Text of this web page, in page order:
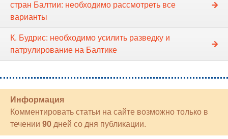
стран Балтии: необходимо рассмотреть все
варианты
К. Будрис: необходимо усилить разведку и
патрулирование на Балтике
Информация
Комментировать статьи на сайте возможно только в
течении 90 дней со дня публикации.